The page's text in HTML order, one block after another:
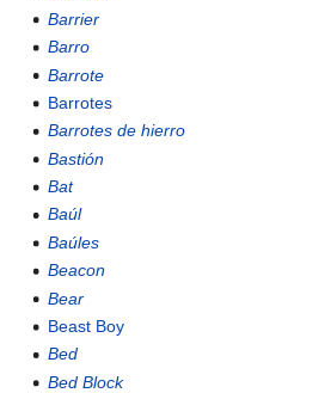
Barrier
Barro
Barrote
Barrotes
Barrotes de hierro
Bastión
Bat
Baúl
Baúles
Beacon
Bear
Beast Boy
Bed
Bed Block